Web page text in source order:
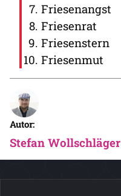
Friesenangst
Friesenrat
Friesenstern
Friesenmut
Autor:
Stefan Wollschläger